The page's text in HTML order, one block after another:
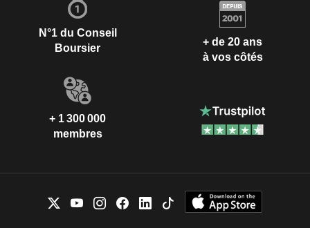
N°1 du Conseil
Boursier
+ de 20 ans
à vos côtés
+ 1 300 000
membres